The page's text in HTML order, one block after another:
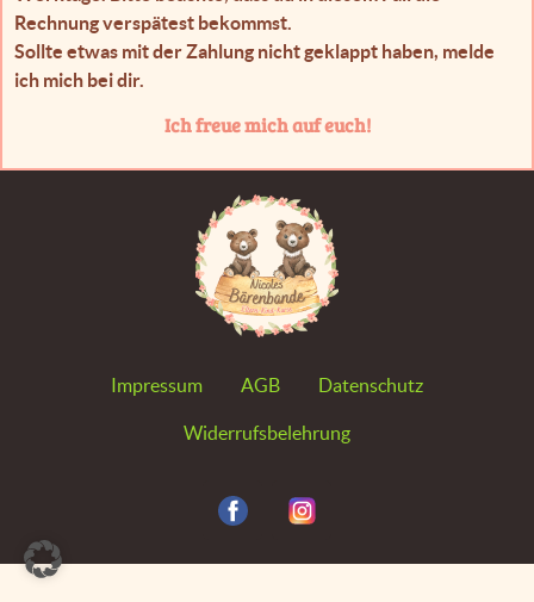
Rechnung verspätest bekommst.
Sollte etwas mit der Zahlung nicht geklappt haben, melde
ich mich bei dir.
Ich freue mich auf euch!
Impressum AGB Datenschutz
Widerrufsbelehrung